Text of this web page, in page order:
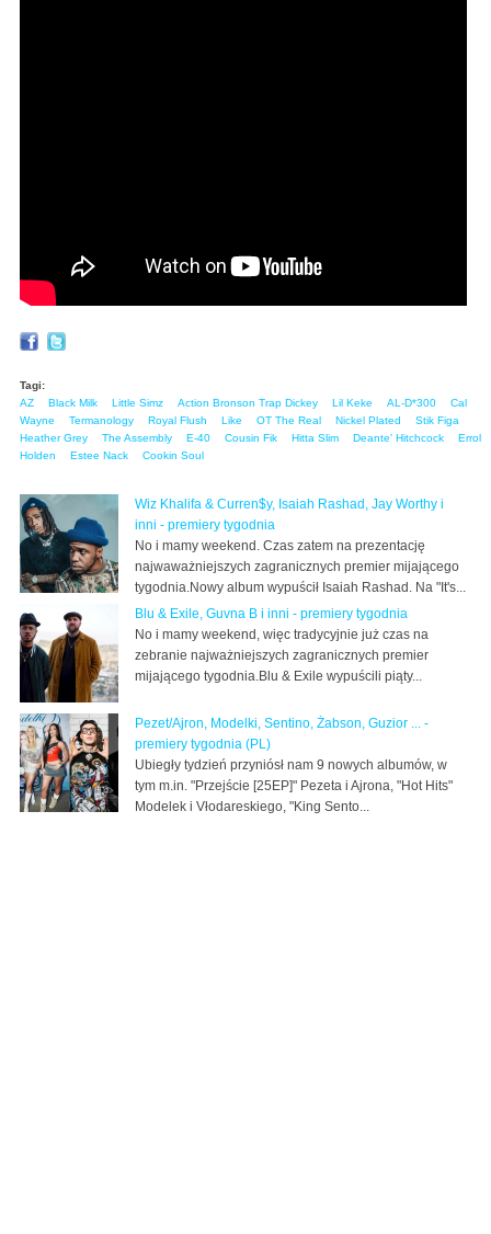
Tagi:
AZ
Black Milk Little Simz Action Bronson Trap Dickey Lil Keke AL-D*300
Cal
Wayne
Termanology Royal Flush Like OT The Real Nickel Plated
Stik Figa
Heather Grey
The Assembly E-40 Cousin Fik Hitta Slim Deante' Hitchcock
Errol
Holden
Estee Nack Cookin Soul
Wiz Khalifa & Curren$y, Isaiah Rashad, Jay Worthy i
inni - premiery tygodnia
No i mamy weekend. Czas zatem na prezentację
najwaważniejszych zagranicznych premier mijającego
tygodnia.Nowy album wypuścił Isaiah Rashad. Na "It's...
Blu & Exile, Guvna B i inni - premiery tygodnia
No i mamy weekend, więc tradycyjnie już czas na
zebranie najważniejszych zagranicznych premier
mijającego tygodnia.Blu & Exile wypuścili piąty...
Pezet/Ajron, Modelki, Sentino, Żabson, Guzior ... -
premiery tygodnia (PL)
Ubiegły tydzień przyniósł nam 9 nowych albumów, w
tym m.in. "Przejście [25EP]" Pezeta i Ajrona, "Hot Hits"
Modelek i Vłodareskiego, "King Sento...